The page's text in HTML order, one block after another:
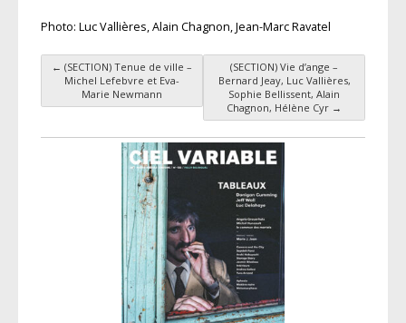
Photo: Luc Vallières, Alain Chagnon, Jean-Marc Ravatel
Navigation des articles
← (SECTION) Tenue de ville –
Michel Lefebvre et Eva-
Marie Newmann
(SECTION) Vie d’ange –
Bernard Jeay, Luc Vallières,
Sophie Bellissent, Alain
Chagnon, Hélène Cyr →